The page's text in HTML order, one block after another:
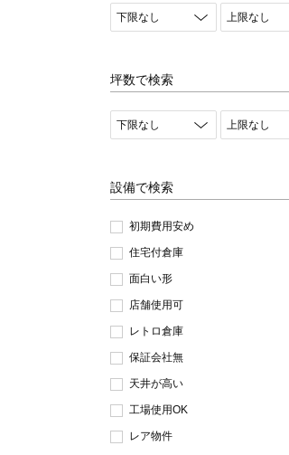
坪数で検索
設備で検索
初期費用安め
住宅付倉庫
面白い形
店舗使用可
レトロ倉庫
保証会社無
天井が高い
工場使用OK
レア物件